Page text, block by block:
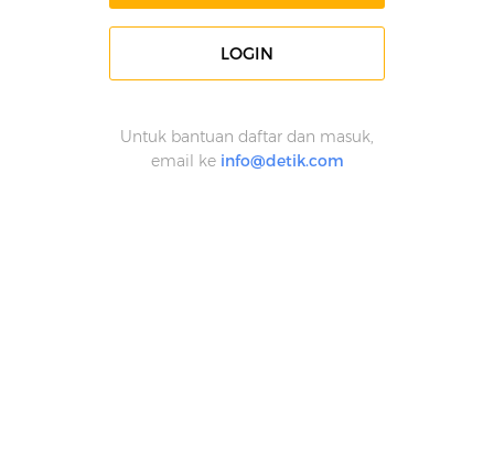
LOGIN
Untuk bantuan daftar dan masuk,
email ke info@detik.com